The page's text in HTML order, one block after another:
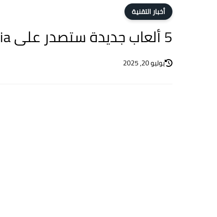
أخبار التقنية
5 ألعاب جديدة ستصدر على Google Stadia حتى بعد إعلان إغلاقها
يوليو 20, 2025